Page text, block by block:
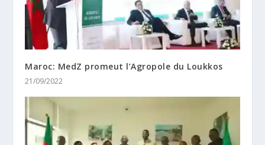
Maroc: MedZ promeut l’Agropole du Loukkos
21/09/2022